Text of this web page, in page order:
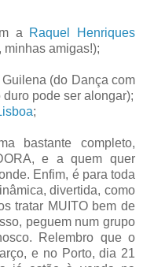
a
Raquel Henriques
minhas amigas!);
(do Dança com
pode ser alongar);
;
bastante completo,
e a quem quer
Enfim, é para toda
divertida, como
tratar MUITO bem de
peguem num grupo
Relembro que o
e no Porto, dia 21